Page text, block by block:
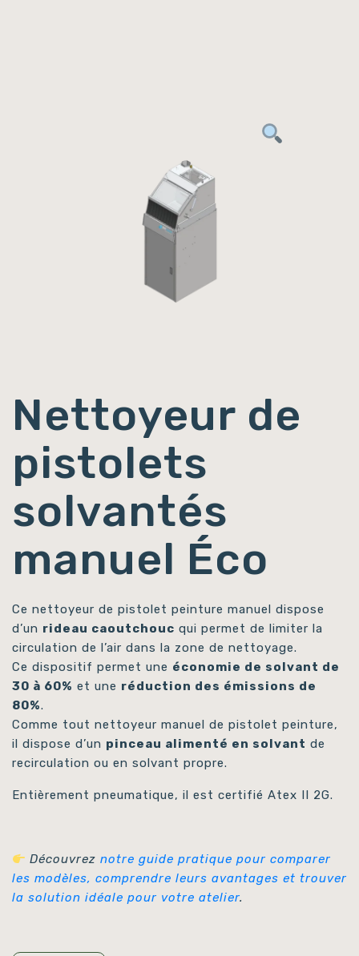
Nettoyeur de
pistolets
solvantés
manuel Éco
Ce nettoyeur de pistolet peinture manuel dispose
d’un rideau caoutchouc qui permet de limiter la
circulation de l’air dans la zone de nettoyage.
Ce dispositif permet une économie de solvant de
30 à 60% et une réduction des émissions de
80%.
Comme tout nettoyeur manuel de pistolet peinture,
il dispose d’un pinceau alimenté en solvant de
recirculation ou en solvant propre.
Entièrement pneumatique, il est certifié Atex II 2G.
Découvreznotre guide pratique pour comparer
les modèles, comprendre leurs avantages et trouver
la solution idéale pour votre atelier.